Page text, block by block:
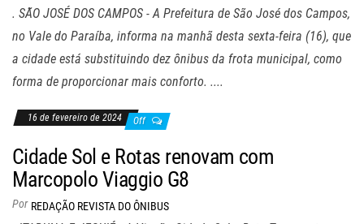
. SÃO JOSÉ DOS CAMPOS - A Prefeitura de São José dos Campos,
no Vale do Paraíba, informa na manhã desta sexta-feira (16), que
a cidade está substituindo dez ônibus da frota municipal, como
forma de proporcionar mais conforto. ....
16 de fevereiro de 2024 Off
Cidade Sol e Rotas renovam com
Marcopolo Viaggio G8
Por REDAÇÃO REVISTA DO ÔNIBUS